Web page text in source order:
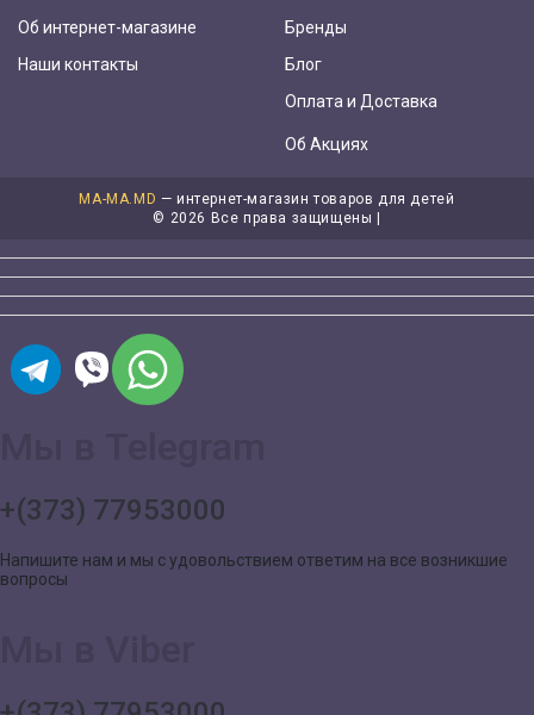
Об интернет-магазине
Наши контакты
Бренды
Блог
Оплата и Доставка
Об Акциях
MA-MA.MD — интернет-магазин товаров для детей
© 2026 Все права защищены |
+(373) 77953000
Напишите нам и мы с удовольствием ответим на все возникшие
вопросы